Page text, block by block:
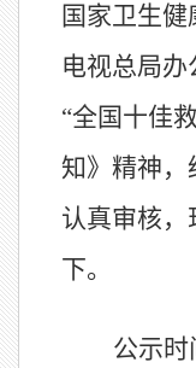
国家卫生
电视总局办
“全国十佳
知》精神，
认真审核，
下。
公示时